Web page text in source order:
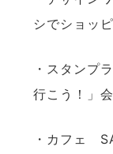
シでショッ
・スタンプ
行こう！」
・カフェ